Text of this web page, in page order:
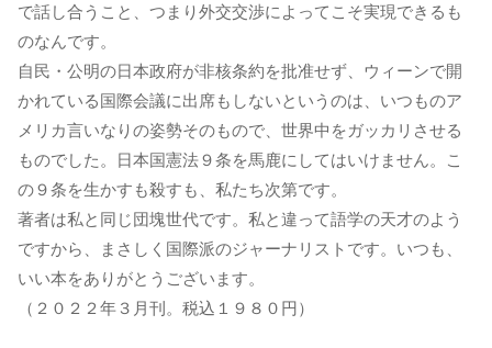
で話し合うこと、つまり外交交渉によってこそ実現できるも
のなんです。
自民・公明の日本政府が非核条約を批准せず、ウィーンで開
かれている国際会議に出席もしないというのは、いつものア
メリカ言いなりの姿勢そのもので、世界中をガッカリさせる
ものでした。日本国憲法９条を馬鹿にしてはいけません。こ
の９条を生かすも殺すも、私たち次第です。
著者は私と同じ団塊世代です。私と違って語学の天才のよう
ですから、まさしく国際派のジャーナリストです。いつも、
いい本をありがとうございます。
（２０２２年３月刊。税込１９８０円）